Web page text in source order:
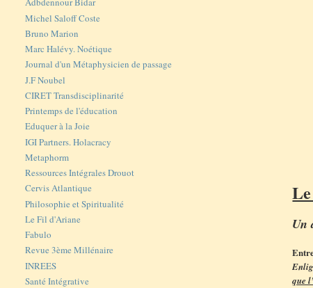
Un
que
Michel Saloff Coste
Bruno Marion
Marc Halévy. Noétique
Journal d'un Métaphysicien de passage
J.F Noubel
CIRET Transdisciplinarité
Printemps de l'éducation
Eduquer à la Joie
IGI Partners. Holacracy
Metaphorm
Ressources Intégrales Drouot
Cervis Atlantique
Philosophie et Spiritualité
Le Fil d'Ariane
Fabulo
Revue 3ème Millénaire
INREES
Santé Intégrative